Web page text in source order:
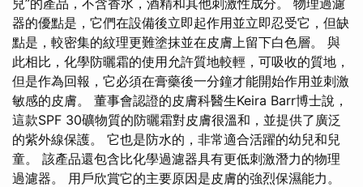
兒”的產品，不含香水，酒精和其他刺激性成分。 物理過濾
器的優點是，它們在設備後立即起作用並立即忍受它，但缺
點是，較密集的紋理更難塗抹並在皮膚上留下白色層。 與
此相比，化學防曬霜的使用允許質地較輕，可吸收的質地，
但是作為回報，它必須在膏藥後一分鐘才能開始作用並刺激
敏感的皮膚。 董事會認證的皮膚科醫生Keira Barr博士說，
這款SPF 30礦物質的防曬霜對皮膚很溫和，並提供了廣泛
的紫外線保護。 它也是防水的，非常適合活躍的幼兒和兒
童。 該產品還包含比化學過濾器具有更低刺激潛力的物理
過濾器。 用戶欣賞它的主要原因是皮膚的強烈保濕能力。